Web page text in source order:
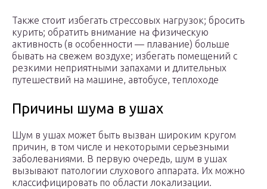
Также стоит избегать стрессовых нагрузок; бросить
курить; обратить внимание на физическую
активность (в особенности — плавание) больше
бывать на свежем воздухе; избегать помещений с
резкими неприятными запахами и длительных
путешествий на машине, автобусе, теплоходе
Причины шума в ушах
Шум в ушах может быть вызван широким кругом
причин, в том числе и некоторыми серьезными
заболеваниями. В первую очередь, шум в ушах
вызывают патологии слухового аппарата. Их можно
классифицировать по области локализации.